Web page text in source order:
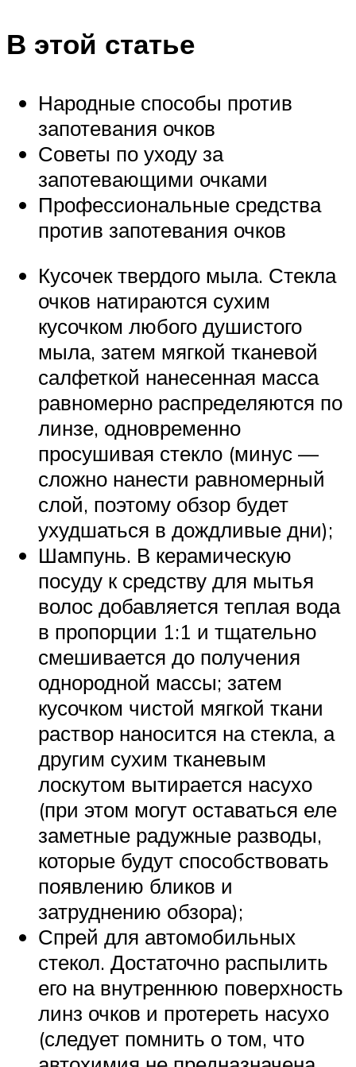
В этой статье
Народные способы против
запотевания очков
Советы по уходу за
запотевающими очками
Профессиональные средства
против запотевания очков
Кусочек твердого мыла. Стекла
очков натираются сухим
кусочком любого душистого
мыла, затем мягкой тканевой
салфеткой нанесенная масса
равномерно распределяются по
линзе, одновременно
просушивая стекло (минус —
сложно нанести равномерный
слой, поэтому обзор будет
ухудшаться в дождливые дни);
Шампунь. В керамическую
посуду к средству для мытья
волос добавляется теплая вода
в пропорции 1:1 и тщательно
смешивается до получения
однородной массы; затем
кусочком чистой мягкой ткани
раствор наносится на стекла, а
другим сухим тканевым
лоскутом вытирается насухо
(при этом могут оставаться еле
заметные радужные разводы,
которые будут способствовать
появлению бликов и
затруднению обзора);
Спрей для автомобильных
стекол. Достаточно распылить
его на внутреннюю поверхность
линз очков и протереть насухо
(следует помнить о том, что